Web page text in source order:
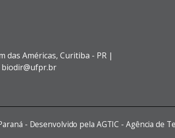
das Américas, Curitiba - PR |
biodir@ufpr.br
- Desenvolvido pela AGTIC - Agência de